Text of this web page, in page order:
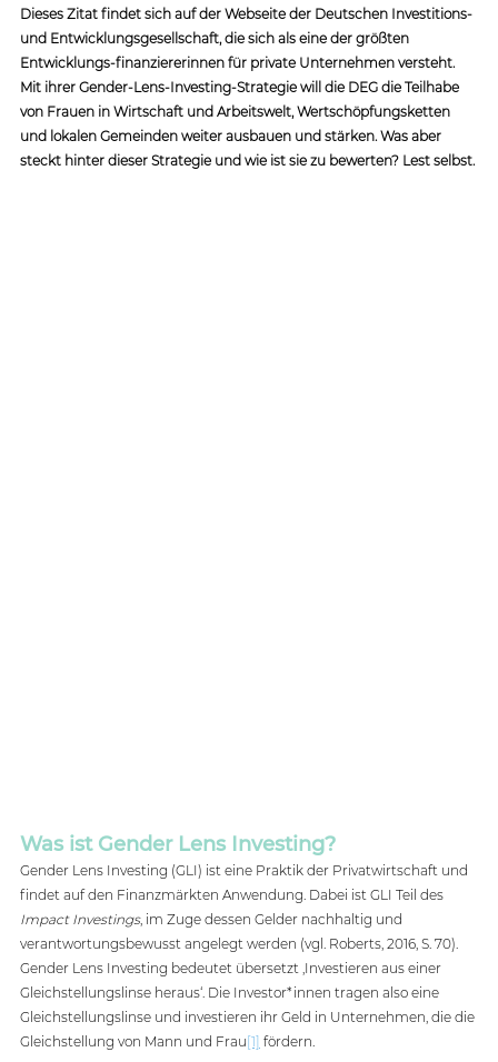
Dieses Zitat findet sich auf der Webseite der Deutschen Investitions-
und Entwicklungsgesellschaft, die sich als eine der größten
Entwicklungs-finanziererinnen für private Unternehmen versteht.
Mit ihrer Gender-Lens-Investing-Strategie will die DEG die Teilhabe
von Frauen in Wirtschaft und Arbeitswelt, Wertschöpfungsketten
und lokalen Gemeinden weiter ausbauen und stärken. Was aber
steckt hinter dieser Strategie und wie ist sie zu bewerten? Lest selbst.
Was ist Gender Lens Investing?
Gender Lens Investing (GLI) ist eine Praktik der Privatwirtschaft und
findet auf den Finanzmärkten Anwendung. Dabei ist GLI Teil des
Impact Investings, im Zuge dessen Gelder nachhaltig und
verantwortungsbewusst angelegt werden (vgl. Roberts, 2016, S. 70).
Gender Lens Investing bedeutet übersetzt ‚Investieren aus einer
Gleichstellungslinse heraus‘. Die Investor*innen tragen also eine
Gleichstellungslinse und investieren ihr Geld in Unternehmen, die die
Gleichstellung von Mann und Frau [1] fördern.